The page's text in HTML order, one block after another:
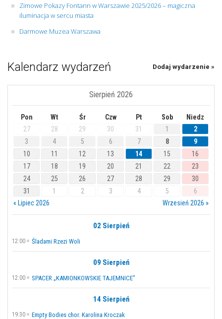
Zimowe Pokazy Fontann w Warszawie 2025/2026 – magiczna
iluminacja w sercu miasta
Darmowe Muzea Warszawa
Kalendarz wydarzeń Dodaj wydarzenie »
Sierpień 2026
Pon Wt Śr Czw Pt Sob
Niedz
27
28 29 30 31 1
2
3
4 5 6 7 8
9
10
11 12 13 14 15
16
17
18 19 20 21 22
23
24
25 26 27 28 29
30
31
1 2 3 4 5
6
« Lipiec 2026
Wrzesień 2026 »
02 Sierpień
12:00 Śladami Rzezi Woli
09 Sierpień
12:00 SPACER „KAMIONKOWSKIE TAJEMNICE”
14 Sierpień
19:30 Empty Bodies chor. Karolina Kroczak